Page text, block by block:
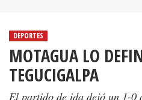
DEPORTES
MOTAGUA LO
TEGUCIGALPA
El partido de ida dejó un 1-0